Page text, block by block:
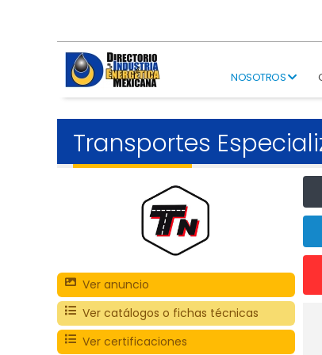
NOSOTROS
Transportes
Ver anuncio
Ver catálogos o fichas técnicas
Ver certificaciones